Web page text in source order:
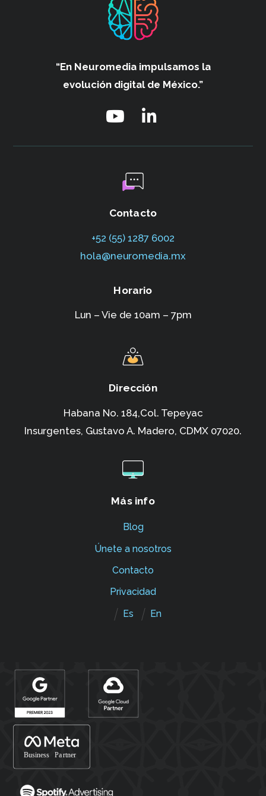
“En Neuromedia impulsamos la
evolución digital de México.”
Contacto
+52 (55) 1287 6002‬
hola@neuromedia.mx
Horario
Lun – Vie de 10am – 7pm
Dirección
Habana No. 184,Col. Tepeyac
Insurgentes, Gustavo A. Madero, CDMX 07020.
Más info
Blog
Únete a nosotros
Contacto
Privacidad
Es
En